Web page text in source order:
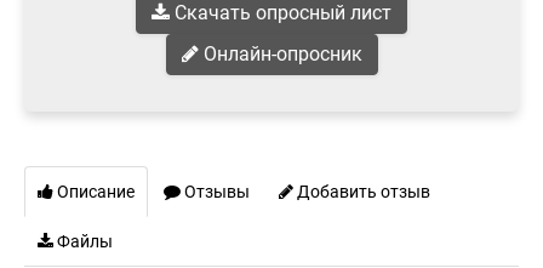
Скачать опросный лист
Онлайн-опросник
Описание Отзывы Добавить отзыв
Файлы